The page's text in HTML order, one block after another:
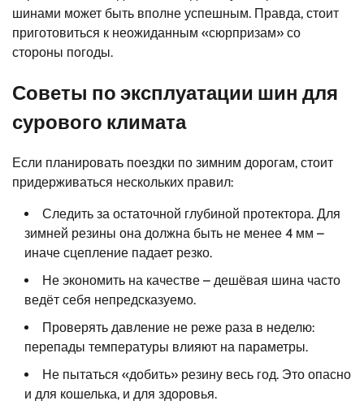
шинами может быть вполне успешным. Правда, стоит
приготовиться к неожиданным «сюрпризам» со
стороны погоды.
Советы по эксплуатации шин для
сурового климата
Если планировать поездки по зимним дорогам, стоит
придерживаться нескольких правил:
Следить за остаточной глубиной протектора. Для
зимней резины она должна быть не менее 4 мм –
иначе сцепление падает резко.
Не экономить на качестве – дешёвая шина часто
ведёт себя непредсказуемо.
Проверять давление не реже раза в неделю:
перепады температуры влияют на параметры.
Не пытаться «добить» резину весь год. Это опасно
и для кошелька, и для здоровья.